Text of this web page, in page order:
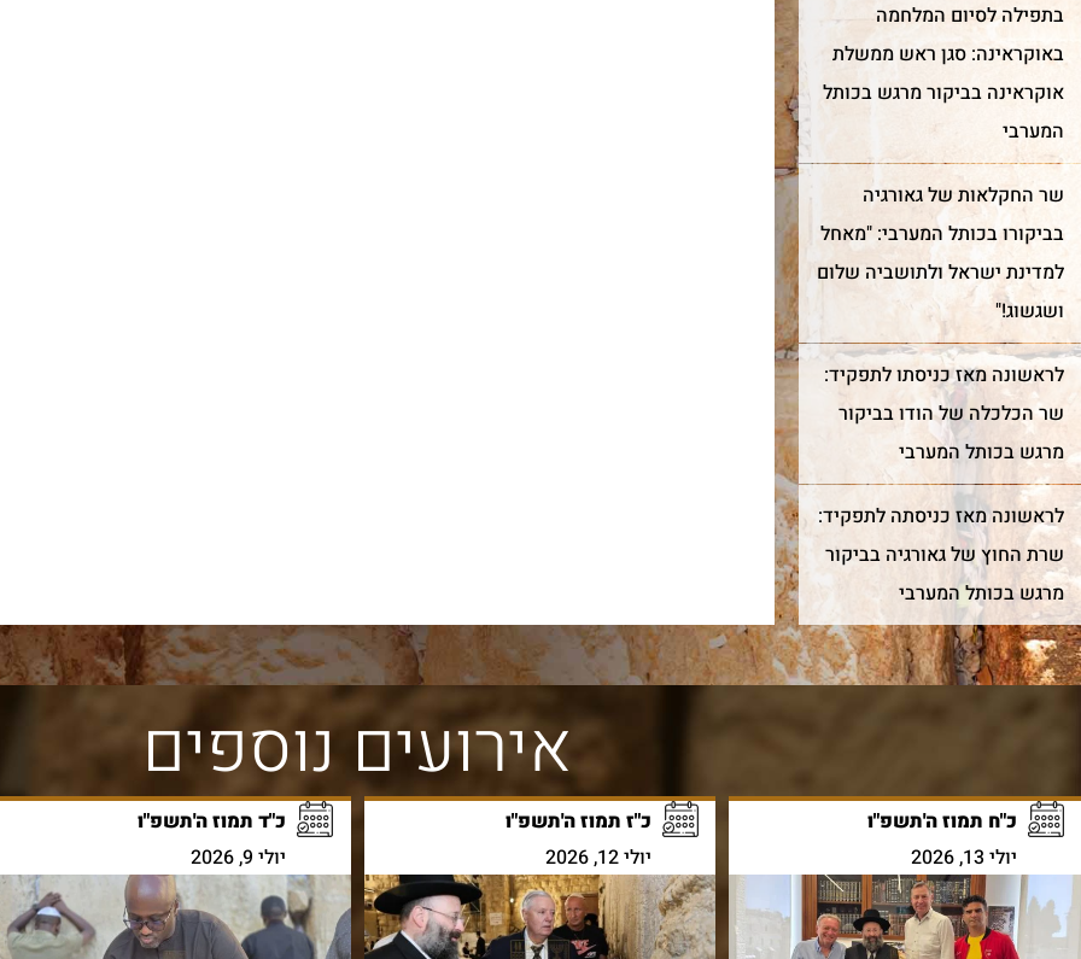
בתפילה לסיום המלחמה
באוקראינה: סגן ראש ממשלת
אוקראינה בביקור מרגש בכותל
המערבי
שר החקלאות של גאורגיה
בביקורו בכותל המערבי: "מאחל
למדינת ישראל ולתושביה שלום
ושגשוג!"
לראשונה מאז כניסתו לתפקיד:
שר הכלכלה של הודו בביקור
מרגש בכותל המערבי
לראשונה מאז כניסתה לתפקיד:
שרת החוץ של גאורגיה בביקור
מרגש בכותל המערבי
אירועים נוספים
כ"ח תמוז ה'תשפ"ו
יולי 13, 2026
כ"ז תמוז ה'תשפ"ו
יולי 12, 2026
כ"ד תמוז ה'תשפ"ו
יולי 9, 2026